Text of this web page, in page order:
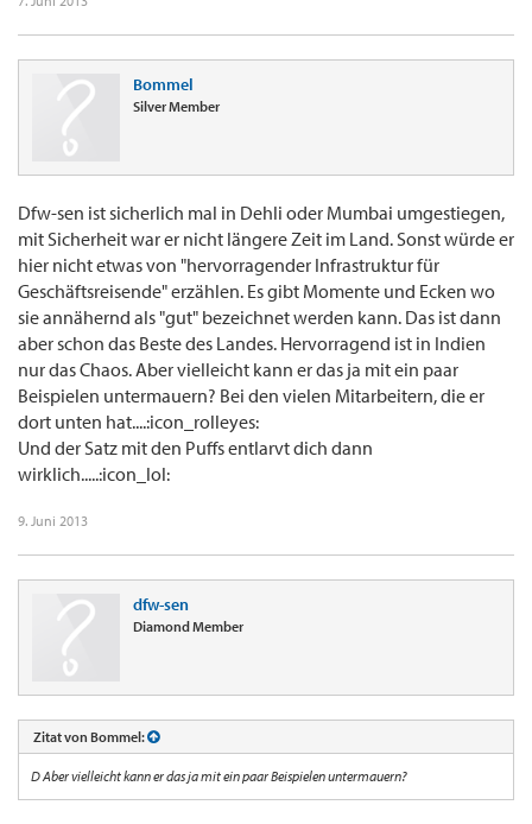
Bommel
Silver Member
Dfw-sen ist sicherlich mal in Dehli oder Mumbai umgestiegen,
mit Sicherheit war er nicht längere Zeit im Land. Sonst würde er
hier nicht etwas von "hervorragender Infrastruktur für
Geschäftsreisende" erzählen. Es gibt Momente und Ecken wo
sie annähernd als "gut" bezeichnet werden kann. Das ist dann
aber schon das Beste des Landes. Hervorragend ist in Indien
nur das Chaos. Aber vielleicht kann er das ja mit ein paar
Beispielen untermauern? Bei den vielen Mitarbeitern, die er
dort unten hat....:icon_rolleyes:
Und der Satz mit den Puffs entlarvt dich dann
wirklich.....:icon_lol:
9. Juni 2013
dfw-sen
Diamond Member
Zitat von Bommel:
D Aber vielleicht kann er das ja mit ein paar Beispielen untermauern?